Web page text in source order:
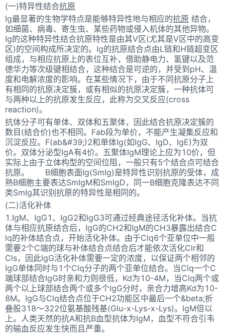
(一)特异性结合抗原
Ig最显著的生物学特点是能够特异性地与相应的抗原 结合，
如细菌、病毒、寄生虫、某些药物或侵入机体的其他异物。
Ig的这种特异性结合抗原特性是由其V区(尤其是V区中的高变
区)的空间构成所决定的。Ig的抗原结合点由L链和H链超变区
组成，与相应抗原上的表位互补，借助静电力、氢键以及范
德华力等次级键相结合，这种结合是可逆的，并受到pH、温
度和电解浓度的影响。在某些情况下，由于不同抗原分子上
有相同的抗原决定簇，或有相似的抗原决定簇，一种抗体可
与两种以上的抗原发生反应，此称为交叉反应(cross
reaction)。
抗体分子可有单体、双体和五聚体，因此结合抗原决定簇的
数目(结合价)也不相同。Fab段为单价，不能产生凝集反应和
沉淀反应。F(ab&#39;)2和单体Ig(如IgG、IgD、IgE)为双
价。双体分泌型IgA有4价。五聚体IgM理论上应为10价，但
实际上由于立体构型的空间位阻，一般只有5个结合点可结合
抗原。 B细胞表面Ig(SmIg)是特异性识别抗原的受体，成
熟B细胞主要表达SmIgM和SmIgD，同一B细胞克隆表达不同
类SmIg其识别抗原的特异性是相同的。
(二)活化补体
1.IgM、IgG1、IgG2和IgG3可通过经典途径活化补体。当抗
体与相应抗原结合后，IgG的CH2和IgM的CH3暴露出结合C
lq的补体结合点，开始活化补体。由于Clq6个亚单位中一般
需要2个C端的球与补体结合点结合后才能依次活化Clr和
Cls，因此IgG活化补体需要一定的浓度，以保证两个相邻的
IgG单体同时与1个Clq分子的两个亚单位结合。当Clq一个C
端球部结合IgG时亲和力则很低，Kd为10-4M，当Clq两个或
两个以上球部结合两个或多个IgG分时，亲合力增高Kd为10-
8M。IgG与Clq结合点位于CH2功能区中最后一个&beta;折
叠股318～322位氨基酸残基(Glu-x-Lys-x-Lys)。IgM倍以
上。人类天然的抗A和抗B血型抗体为IgM，血型不符合引韦
的输血反应发生快而且严重。